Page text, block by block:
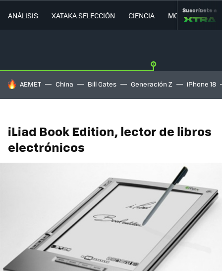
ANÁLISIS XATAKA SELECCIÓN CIENCIA MOVILIDAD
Suscríbete a
HOY SE HABLA DE
AEMET China Bill Gates Generación Z iPhone 18
iLiad Book Edition, lector de libros
electrónicos